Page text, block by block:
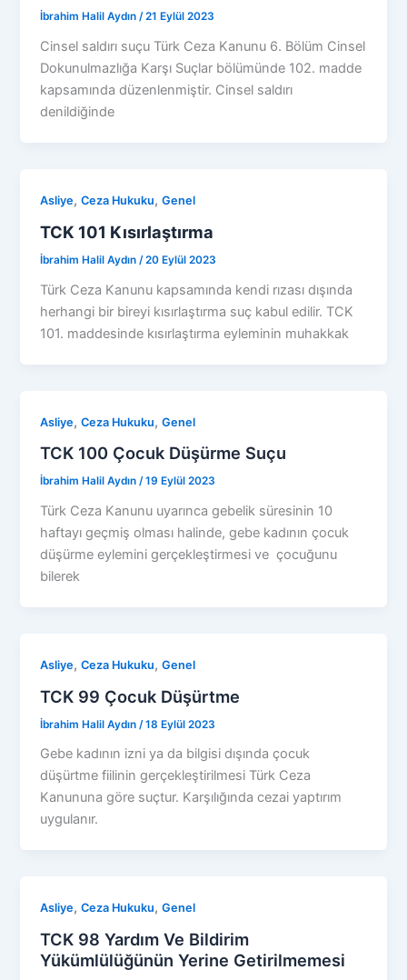
İbrahim Halil Aydın/21 Eylül 2023
Cinsel saldırı suçu Türk Ceza Kanunu 6. Bölüm Cinsel
Dokunulmazlığa Karşı Suçlar bölümünde 102. madde
kapsamında düzenlenmiştir. Cinsel saldırı
denildiğinde
Asliye,Ceza Hukuku,Genel
TCK 101 Kısırlaştırma
İbrahim Halil Aydın/20 Eylül 2023
Türk Ceza Kanunu kapsamında kendi rızası dışında
herhangi bir bireyi kısırlaştırma suç kabul edilir. TCK
101. maddesinde kısırlaştırma eyleminin muhakkak
Asliye,Ceza Hukuku,Genel
TCK 100 Çocuk Düşürme Suçu
İbrahim Halil Aydın/19 Eylül 2023
Türk Ceza Kanunu uyarınca gebelik süresinin 10
haftayı geçmiş olması halinde, gebe kadının çocuk
düşürme eylemini gerçekleştirmesi ve çocuğunu
bilerek
Asliye,Ceza Hukuku,Genel
TCK 99 Çocuk Düşürtme
İbrahim Halil Aydın /18 Eylül 2023
Gebe kadının izni ya da bilgisi dışında çocuk
düşürtme fiilinin gerçekleştirilmesi Türk Ceza
Kanununa göre suçtur. Karşılığında cezai yaptırım
uygulanır.
Asliye,Ceza Hukuku,Genel
TCK 98 Yardım Ve Bildirim
Yükümlülüğünün Yerine Getirilmemesi